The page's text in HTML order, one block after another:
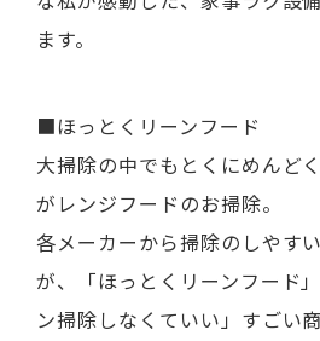
ます。
■ほっとくリーンフード
大掃除の中でもとくにめんど
がレンジフードのお掃除。
各メーカーから掃除のしやす
が、「ほっとくリーンフード
ン掃除しなくていい」すごい